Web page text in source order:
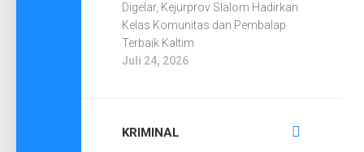
Digelar, Kejurprov Slalom Hadirkan
Kelas Komunitas dan Pembalap
Terbaik Kaltim
Juli 24, 2026
KRIMINAL